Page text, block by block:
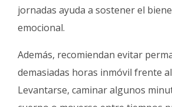
jornadas ayuda a sostener el
emocional.
Además, recomiendan evitar
demasiadas horas inmóvil frente
Levantarse, caminar algunos